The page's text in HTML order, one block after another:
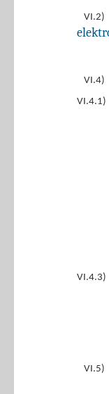
VI.2)
VI.4)
VI.4.1)
VI.4.3)
VI.5)